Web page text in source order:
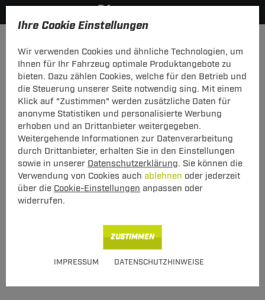
Ihre Cookie Einstellungen
Wir verwenden Cookies und ähnliche Technologien, um
Ihnen für Ihr Fahrzeug optimale Produktangebote zu
bieten. Dazu zählen Cookies, welche für den Betrieb und
die Steuerung unserer Seite notwendig sing. Mit einem
Klick auf "Zustimmen" werden zusätzliche Daten für
anonyme Statistiken und personalisierte Werbung
erhoben und an Drittanbieter weitergegeben.
Weitergehende Informationen zur Datenverarbeitung
durch Drittanbieter, erhalten Sie in den Einstellungen
sowie in unserer Datenschutzerklärung. Sie können die
Verwendung von Cookies auch ablehnen oder jederzeit
über die Cookie-Einstellungen anpassen oder
widerrufen.
IMPRESSUM DATENSCHUTZHINWEISE
ZUSTIMMEN
MODELÜBERSICHT
PKW-Kupplungskonfigurator
Die folgende Auflistung schützt Sie und andere in Ihrer
Umgebung und ermöglicht ein unbeschwertes
Urlaubserlebnis.
1
Hersteller
2
Modell
3
Anhängerkupplung und Elektrosatz für den